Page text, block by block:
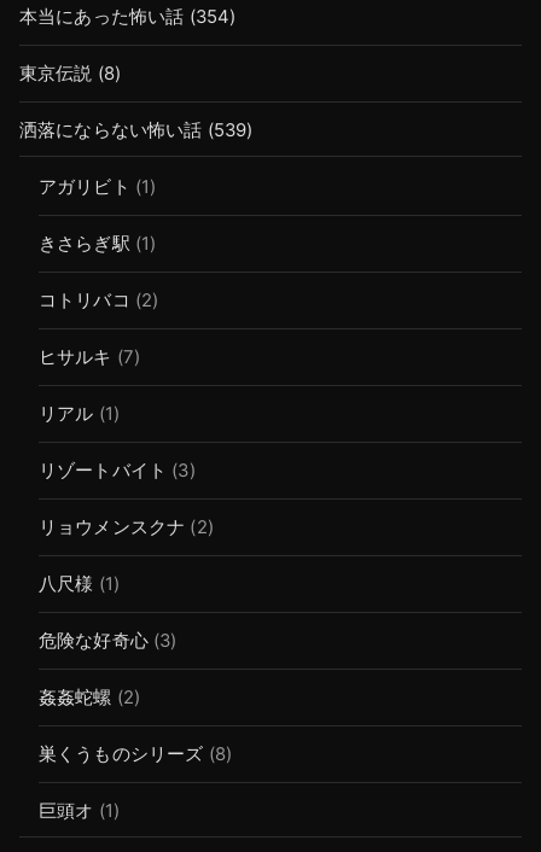
本当にあった怖い話 (354)
東京伝説 (8)
洒落にならない怖い話 (539)
アガリビト (1)
きさらぎ駅 (1)
コトリバコ (2)
ヒサルキ (7)
リアル (1)
リゾートバイト (3)
リョウメンスクナ (2)
八尺様 (1)
危険な好奇心(3)
姦姦蛇螺 (2)
巣くうものシリーズ (8)
巨頭オ (1)